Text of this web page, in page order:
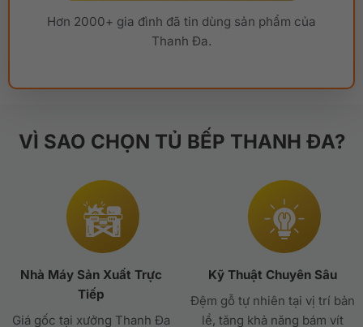
Hơn 2000+ gia đình đã tin dùng sản phẩm của
Thanh Đa.
VÌ SAO CHỌN TỦ BẾP THANH ĐA?
Nhà Máy Sản Xuất Trực
Tiếp
Giá gốc tại xưởng Thanh Đa
Kỹ Thuật Chuyên Sâu
Đệm gỗ tự nhiên tại vị trí bản
lề, tăng khả năng bám vít